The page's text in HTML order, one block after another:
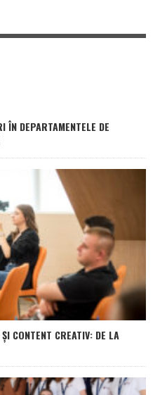
ÎN DEPARTAMENTELE DE
CONTENT CREATIV: DE LA